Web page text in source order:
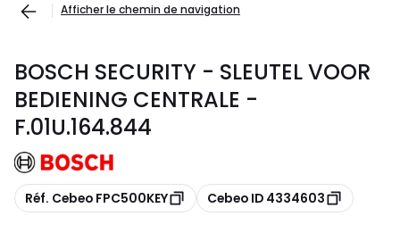
Afficher le chemin de navigation
BOSCH SECURITY - SLEUTEL VOOR
BEDIENING CENTRALE -
F.01U.164.844
Copier
Réf. Cebeo FPC500KEY Copier
Cebeo ID 4334603